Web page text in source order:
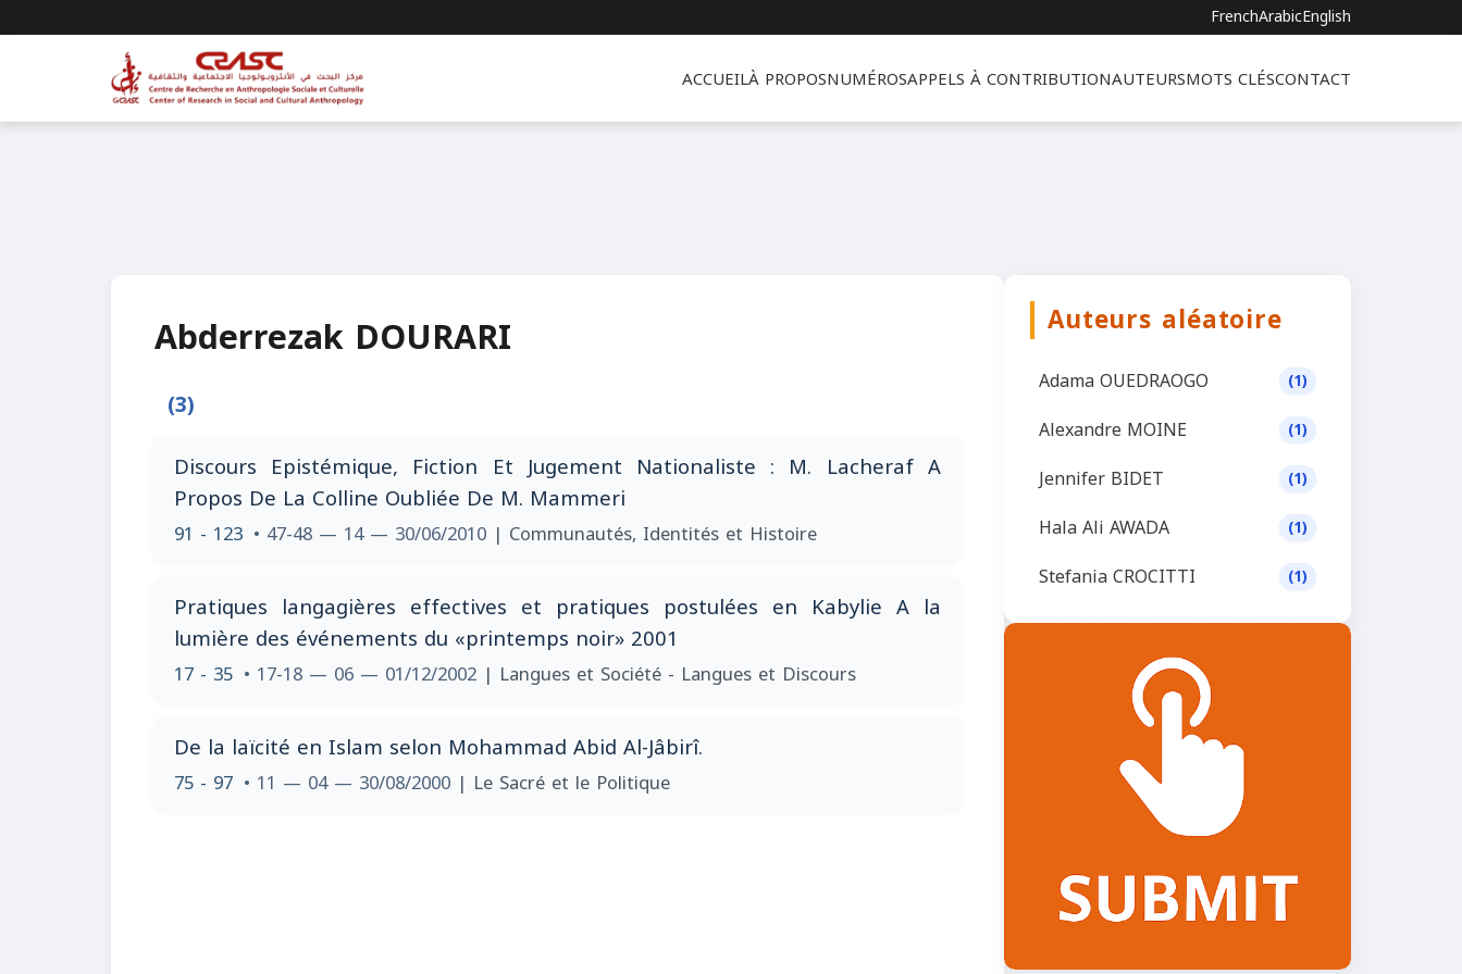
FrenchArabicEnglish
ACCUEILÀ PROPOSNUMÉROSAPPELS À CONTRIBUTIONAUTEURSMOTS CLÉSCONTACT
Abderrezak DOURARI
(3)
Discours Epistémique, Fiction Et Jugement Nationaliste : M. Lacheraf A
Propos De La Colline Oubliée De M. Mammeri
91 - 123 • 47-48 — 14 — 30/06/2010 | Communautés, Identités et Histoire
Pratiques langagières effectives et pratiques postulées en Kabylie A la
lumière des événements du «printemps noir» 2001
17 - 35 • 17-18 — 06 — 01/12/2002 | Langues et Société - Langues et Discours
De la laïcité en Islam selon Mohammad Abid Al-Jâbirî.
75 - 97 • 11 — 04 — 30/08/2000 | Le Sacré et le Politique
Auteurs aléatoire
Adama OUEDRAOGO (1)
Alexandre MOINE (1)
Jennifer BIDET (1)
Hala Ali AWADA (1)
Stefania CROCITTI (1)